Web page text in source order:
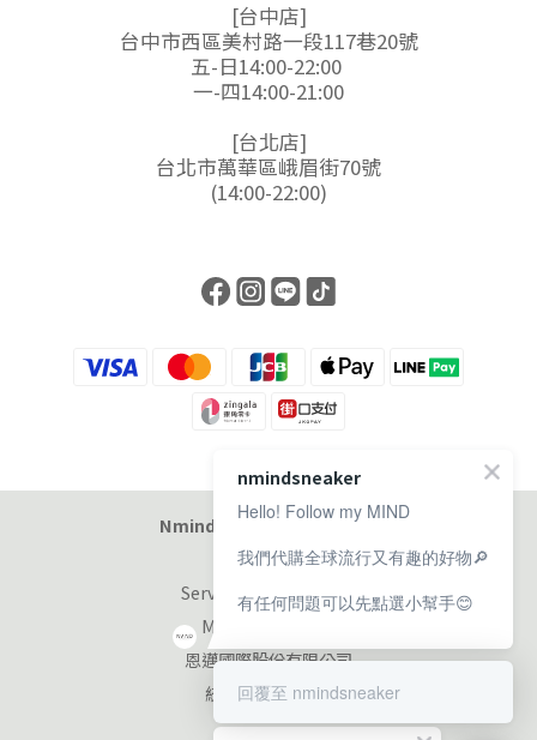
[台中店]
台中市西區美村路一段117巷20號
五-日14:00-22:00
一-四14:00-21:00
[台北店]
台北市萬華區峨眉街70號
(14:00-22:00)
Nmind Sneaker 恩邁選貨店
Service at 11:00-19:00
Monday-Sunday
恩邁國際股份有限公司
統編：90353953
nmindsneaker
Hello! Follow my MIND
我們代購全球流行又有趣的好物🔎
有任何問題可以先點選小幫手😊
回覆至 nmindsneaker